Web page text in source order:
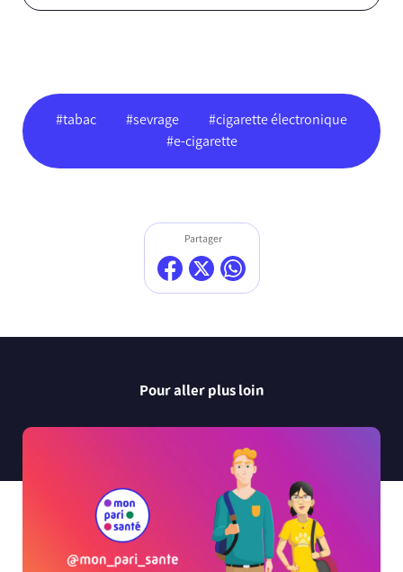
#tabac #sevrage
#cigarette électronique
#e-cigarette
Partager
Pour aller plus loin